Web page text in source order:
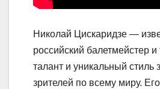
Николай Цискаридзе —
российский балетмейстер и
талант и уникальный стиль
зрителей по всему миру. Его